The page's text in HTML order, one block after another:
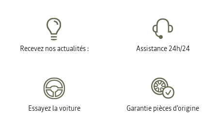
Recevez nos actualités : Assistance 24h/24
Essayez la voiture Garantie pièces d'origine